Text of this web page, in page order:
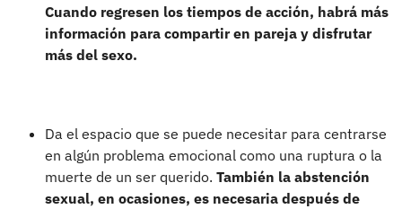
Cuando regresen los tiempos de acción, habrá más
información para compartir en pareja y disfrutar
más del sexo.
Da el espacio que se puede necesitar para centrarse
en algún problema emocional como una ruptura o la
muerte de un ser querido. También la abstención
sexual, en ocasiones, es necesaria después de